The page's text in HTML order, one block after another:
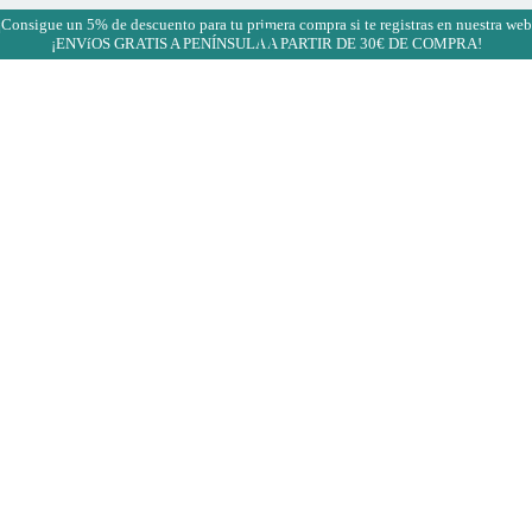
un 5% de descuento para tu primera compra si te registras en nuestra
¡ENVíOS GRATIS A PENÍNSULA A PARTIR DE 30€ DE COMPRA!